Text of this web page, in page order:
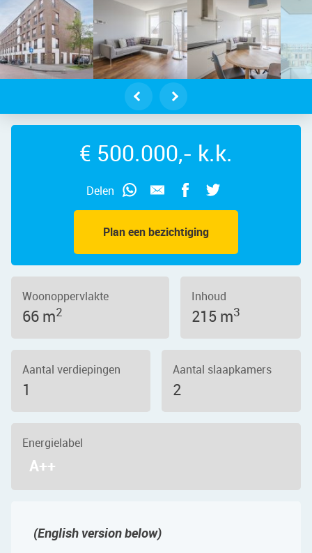
– Thorn Prikkerstraat
Plan een bezichtiging
Delen
€ 500.000,- k.k.
Woonoppervlakte
66 m2
Inhoud
215 m3
Aantal verdiepingen
1
Aantal slaapkamers
2
Energielabel
A++
(English version below)